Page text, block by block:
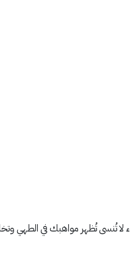
لا تُنسى تُظهر مواهبك في الطهي